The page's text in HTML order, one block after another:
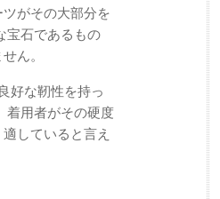
がその大部分を
宝石であるもの
ん。
好な靭性を持っ
着用者がその硬度
していると言え